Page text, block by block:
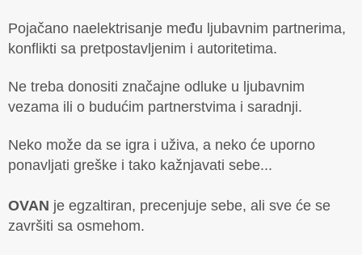
Pojačano naelektrisanje među ljubavnim partnerima,
konflikti sa pretpostavljenim i autoritetima.
Ne treba donositi značajne odluke u ljubavnim
vezama ili o budućim partnerstvima i saradnji.
Neko može da se igra i uživa, a neko će uporno
ponavljati greške i tako kažnjavati sebe...
OVAN je egzaltiran, precenjuje sebe, ali sve će se
završiti sa osmehom.